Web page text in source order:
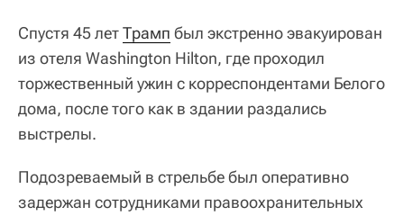
Спустя 45 летТрамп был экстренно эвакуирован
из отеля Washington Hilton, где проходил
торжественный ужин с корреспондентами Белого
дома, после того как в здании раздались
выстрелы.
Подозреваемый в стрельбе был оперативно
задержан сотрудниками правоохранительных